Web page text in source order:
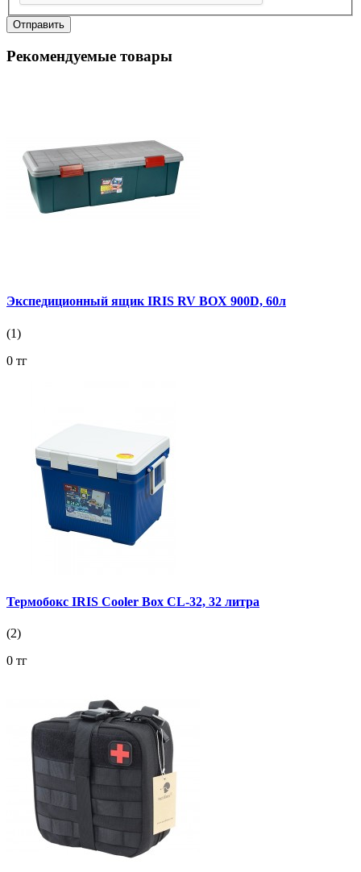
Отправить
Рекомендуемые товары
Экспедиционный ящик IRIS RV BOX 900D, 60л
(1)
0 тг
Термобокс IRIS Cooler Box CL-32, 32 литра
(2)
0 тг